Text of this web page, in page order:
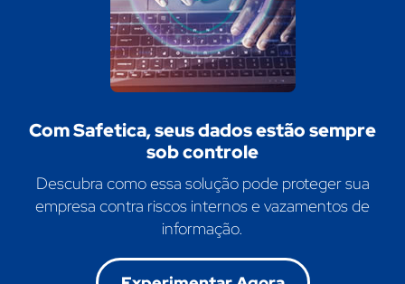
Com Safetica, seus dados estão sempre
sob controle
Descubra como essa solução pode proteger sua
empresa contra riscos internos e vazamentos de
informação.